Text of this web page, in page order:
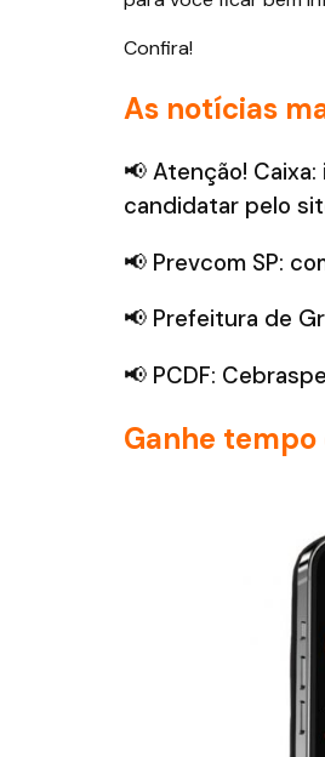
Confira!
As notícias
📢 Atenção!
candidatar pelo
📢 Prevcom SP:
📢 Prefeitura de
📢 PCDF:
Ganhe